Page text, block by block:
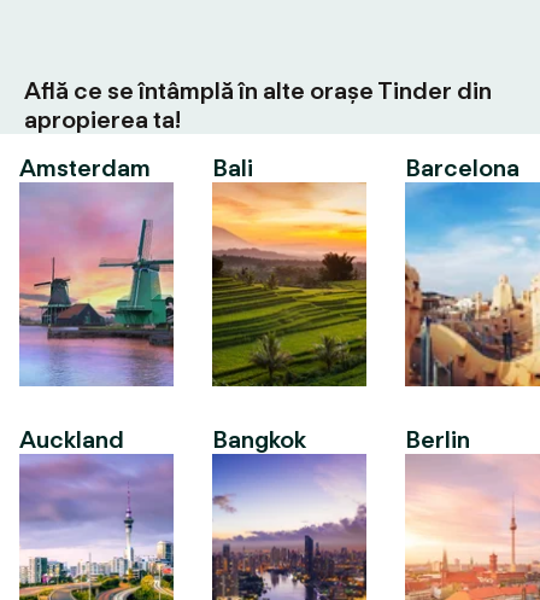
Află ce se întâmplă în alte orașe Tinder din
apropierea ta!
Amsterdam
Auckland
Bali
Bangkok
Barcelona
Berlin